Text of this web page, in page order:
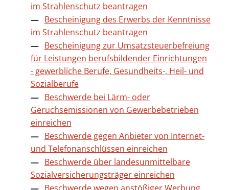
im Strahlenschutz beantragen
Bescheinigung des Erwerbs der Kenntnisse
im Strahlenschutz beantragen
Bescheinigung zur Umsatzsteuerbefreiung
für Leistungen berufsbildender Einrichtungen
- gewerbliche Berufe, Gesundheits-, Heil- und
Sozialberufe
Beschwerde bei Lärm- oder
Geruchsemissionen von Gewerbebetrieben
einreichen
Beschwerde gegen Anbieter von Internet-
und Telefonanschlüssen einreichen
Beschwerde über landesunmittelbare
Sozialversicherungsträger einreichen